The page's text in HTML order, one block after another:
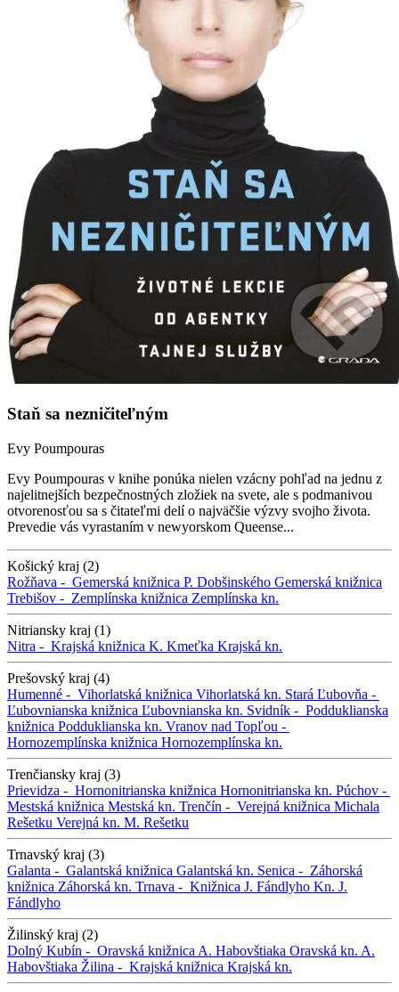
Staň sa nezničiteľným
Evy Poumpouras
Evy Poumpouras v knihe ponúka nielen vzácny pohľad na jednu z
najelitnejších bezpečnostných zložiek na svete, ale s podmanivou
otvorenosťou sa s čitateľmi delí o najväčšie výzvy svojho života.
Prevedie vás vyrastaním v newyorskom Queense...
Košický kraj (2)
Rožňava - Gemerská knižnica P. Dobšinského Gemerská knižnica
Trebišov - Zemplínska knižnica Zemplínska kn.
Nitriansky kraj (1)
Nitra - Krajská knižnica K. Kmeťka Krajská kn.
Prešovský kraj (4)
Humenné - Vihorlatská knižnica Vihorlatská kn. Stará Ľubovňa -
Ľubovnianska knižnica Ľubovnianska kn. Svidník - Podduklianska
knižnica Podduklianska kn. Vranov nad Topľou -
Hornozemplínska knižnica Hornozemplínska kn.
Trenčiansky kraj (3)
Prievidza - Hornonitrianska knižnica Hornonitrianska kn. Púchov -
Mestská knižnica Mestská kn. Trenčín - Verejná knižnica Michala
Rešetku Verejná kn. M. Rešetku
Trnavský kraj (3)
Galanta - Galantská knižnica Galantská kn. Senica - Záhorská
knižnica Záhorská kn. Trnava - Knižnica J. Fándlyho Kn. J.
Fándlyho
Žilinský kraj (2)
Dolný Kubín - Oravská knižnica A. Habovštiaka Oravská kn. A.
Habovštiaka Žilina - Krajská knižnica Krajská kn.